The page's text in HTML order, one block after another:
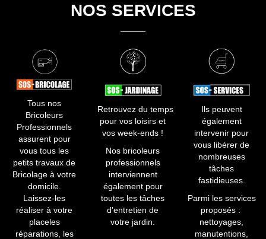
NOS SERVICES
Tous nos
Bricoleurs
Professionnels
assurent pour
vous tous les
petits travaux de
Bricolage à votre
domicile.
Laissez-les
réaliser à votre
placeles
réparations, les
Retrouvez du temps
pour vos loisirs et
vos week-ends !
​Nos bricoleurs
professionnels
interviennent
également pour
toutes les tâches
d'entretien de
votre jardin.
Ils peuvent
également
intervenir pour
vous libérer de
nombreuses
tâches
fastidieuses.​
Parmi les services
proposés :
nettoyages,
manutentions,